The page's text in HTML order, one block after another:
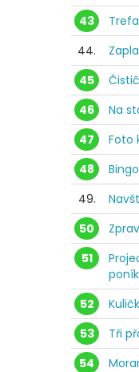
43
44.
45
46
Na
47
Foto
48
Bingo
49.
50
51
52
53
Tři
54